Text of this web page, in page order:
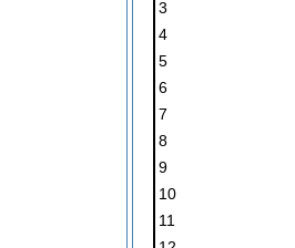
3
4
5
6
7
8
9
10
11